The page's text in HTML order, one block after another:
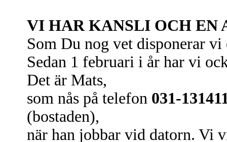
VI HAR KANSLI OCH EN
Som Du nog vet disponerar
Sedan 1 februari i år har vi
Det är Mats,
som nås på telefon 031-
(bostaden),
när han jobbar vid datorn. Vi